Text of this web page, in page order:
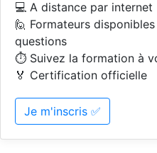
💻 A distance par internet
🙋 Formateurs
questions
⏱️ Suivez la formation à
🏅 Certification officielle
Je m'inscris ✅